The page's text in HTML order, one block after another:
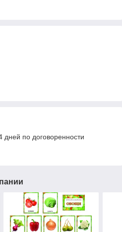
дней по договоренности